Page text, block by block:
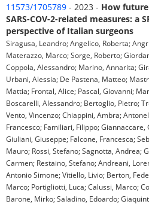
11573/1705789 - 2023 - How
SARS-COV-2-related measures: a
perspective of Italian surgeons
Siragusa, Leandro; Angelico, Roberta;
Materazzo, Marco; Sorge, Roberto;
Coppola, Alessandro; Marino, Annarita;
Urbani, Alessia; De Pastena, Matteo;
Mattia; Frontal, Alice; Pascal, Giovanni;
Boscarelli, Alessandro; Bertoglio, Pietro;
Vento, Vincenzo; Chiappini, Ambra;
Francesco; Familiari, Filippo;
Giuliani, Giuseppe; Falcone, Francesca;
Mauro; Rossi, Stefano; Sagnotta, Andrea;
Carmen; Restaino, Stefano; Andreani,
Antonio Simone; Vitiello, Livio; Berton,
Marco; Portigliotti, Luca; Calussi, Marco;
Barone, Mirko; Saladino, Edoardo;